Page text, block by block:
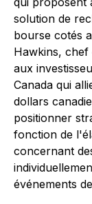
solution de
bourse cotés
Hawkins, chef
aux
Canada qui
dollars
positionner
fonction de
concernant
événements